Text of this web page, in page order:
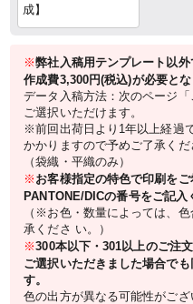
成】
※弊社入稿用テンプレート以
作成費3,300円(税込)が必要とな
データ入稿方法：次のページ
ご選択いただけます。
※前回出荷日より1年以上経過
かかりますので予めご了承くだ
（袋織・平織のみ）
※ お客様指定の特色で印刷を
PANTONE/DICの番号をご記入
（※お色・数量によっては、
承くださ い。）
※300本以下・301以上のご注
ご選択いただきました場合で
す。
色の出方が異なる可能性がご